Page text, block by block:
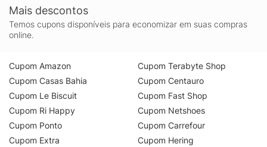
Jeans Azul Marinho m
Mais descontos
Temos cupons disponíveis para economizar em suas compras
online.
Cupom Amazon
Cupom Casas Bahia
Cupom Le Biscuit
Cupom Ri Happy
Cupom Ponto
Cupom Extra
Cupom Terabyte Shop
Cupom Centauro
Cupom Fast Shop
Cupom Netshoes
Cupom Carrefour
Cupom Hering